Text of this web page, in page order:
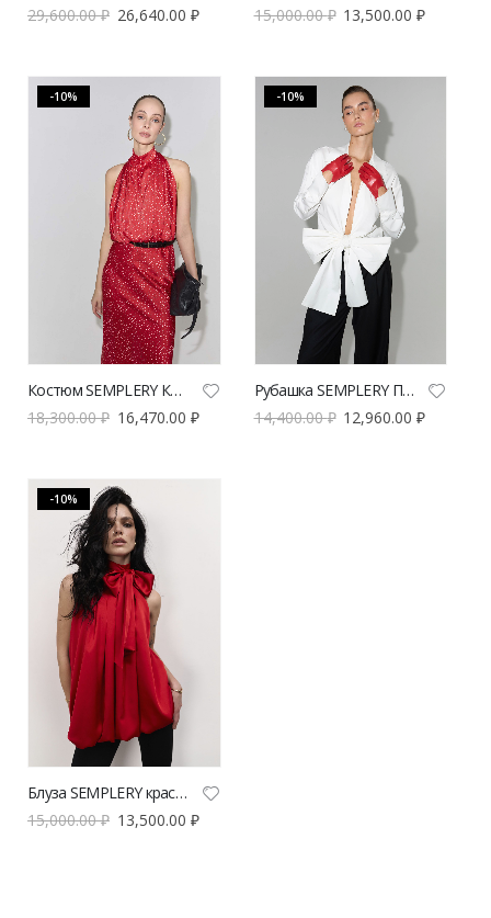
29,600.00₽ 26,640.00 ₽
15,000.00₽ 13,500.00₽
-10%
Костюм SEMPLERY Келли красного цвета | VERESK studio
18,300.00₽ 16,470.00 ₽
-10%
Рубашка SEMPLERY Париж | VERESK studio
14,400.00₽ 12,960.00₽
-10%
Блуза SEMPLERY красного цвета | VERESK studio
15,000.00₽ 13,500.00 ₽